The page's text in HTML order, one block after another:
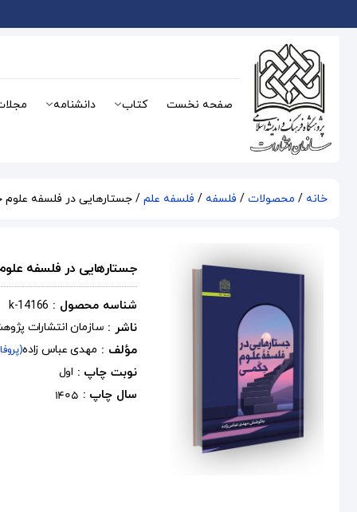
صفحه نخست کتاب دانشنامه
خانه / محصولات / فلسفه / فلسفه علم / جستارهایی در فلسفه
جستارهایی در فلسفه
شناسه محصول : k-14166
ناشر : سازمان انتشارات
مؤلف : مهدی عباس زاده
نوبت چاپ : اول
سال چاپ : 1405